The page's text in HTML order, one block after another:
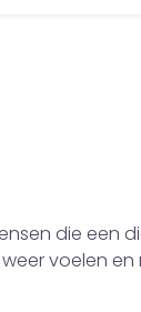
die een
voelen